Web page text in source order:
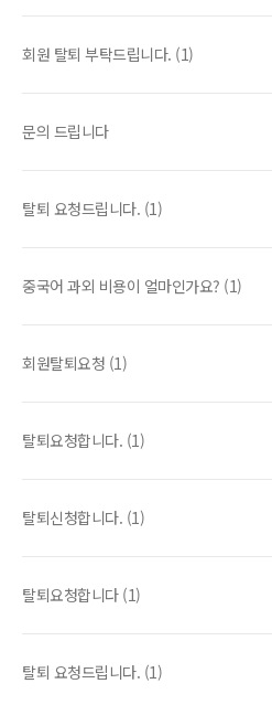
회원 탈퇴 부탁드립니다. (1)
문의 드립니다
탈퇴 요청드립니다. (1)
중국어 과외 비용이 얼마인가요? (1)
회원탈퇴요청 (1)
탈퇴요청합니다. (1)
탈퇴신청합니다. (1)
탈퇴요청합니다 (1)
탈퇴 요청드립니다. (1)